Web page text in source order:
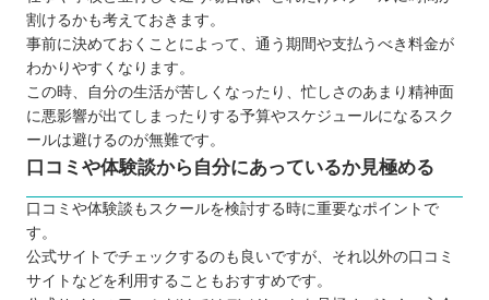
割けるかも考えておきます。
事前に決めておくことによって、通う期間や支払うべき料金が
わかりやすくなります。
この時、自分の生活が苦しくなったり、忙しさのあまり精神面
に悪影響が出てしまったりする予算やスケジュールになるスク
ールは避けるのが無難です。
口コミや体験談から自分にあっているか見極める
口コミや体験談もスクールを検討する時に重要なポイントで
す。
公式サイトでチェックするのも良いですが、それ以外の口コミ
サイトなどを利用することもおすすめです。